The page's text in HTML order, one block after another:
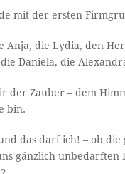
mit der ersten
Anja, die Lydia, den
Daniela, die
der Zauber – dem
bin.
das darf ich! – ob
gänzlich unbedarften